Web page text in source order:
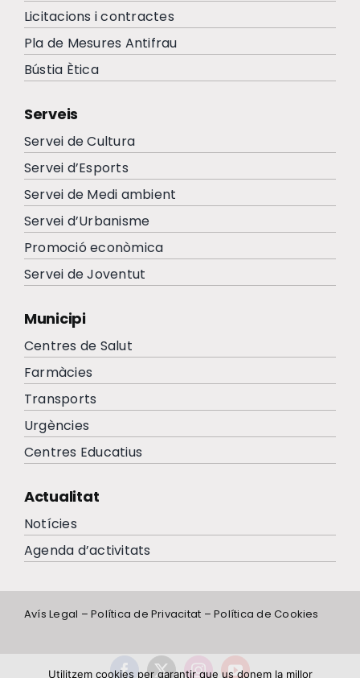
Licitacions i contractes
Pla de Mesures Antifrau
Bústia Ètica
Serveis
Servei de Cultura
Servei d’Esports
Servei de Medi ambient
Servei d’Urbanisme
Promoció econòmica
Servei de Joventut
Municipi
Centres de Salut
Farmàcies
Transports
Urgències
Centres Educatius
Actualitat
Notícies
Agenda d’activitats
Avís Legal –Política de Privacitat –Política de Cookies
Utilitzem cookies per garantir que us donem la millor